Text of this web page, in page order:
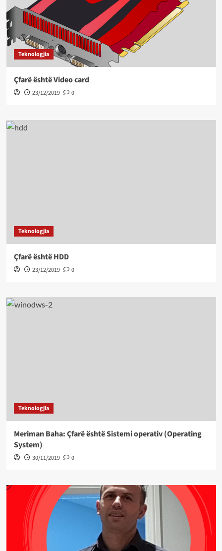
Teknologjia
Çfarë është Video card
23/12/2019 0
Teknologjia
Çfarë është HDD
23/12/2019 0
Teknologjia
Meriman Baha: Çfarë është Sistemi operativ (Operating
System)
30/11/2019 0